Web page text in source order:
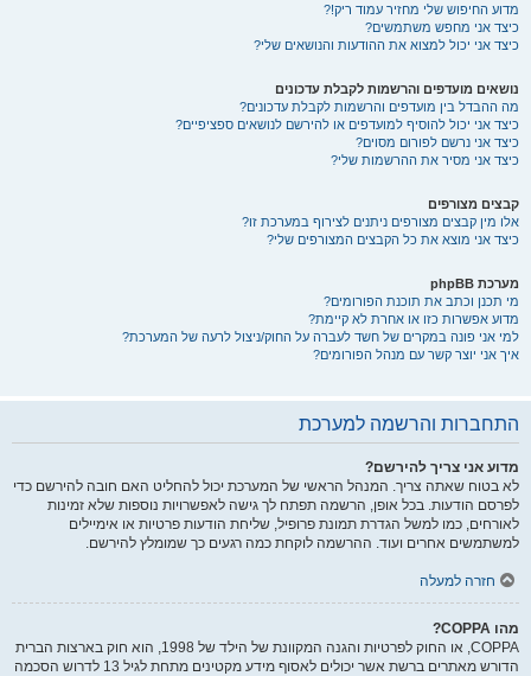
מדוע החיפוש שלי מחזיר עמוד ריק!?
כיצד אני מחפש משתמשים?
כיצד אני יכול למצוא את ההודעות והנושאים שלי?
נושאים מועדפים והרשמות לקבלת עדכונים
מה ההבדל בין מועדפים והרשמות לקבלת עדכונים?
כיצד אני יכול להוסיף למועדפים או להירשם לנושאים ספציפיים?
כיצד אני נרשם לפורום מסוים?
כיצד אני מסיר את ההרשמות שלי?
קבצים מצורפים
אלו מין קבצים מצורפים ניתנים לצירוף במערכת זו?
כיצד אני מוצא את כל הקבצים המצורפים שלי?
מערכת phpBB
מי תכנן וכתב את תוכנת הפורומים?
מדוע אפשרות כזו או אחרת לא קיימת?
למי אני פונה במקרים של חשד לעברה על החוק/ניצול לרעה של המערכת?
איך אני יוצר קשר עם מנהל הפורומים?
התחברות והרשמה למערכת
מדוע אני צריך להירשם?
לא בטוח שאתה צריך. המנהל הראשי של המערכת יכול להחליט האם חובה להירשם כדי
לפרסם הודעות. בכל אופן, הרשמה תפתח לך גישה לאפשרויות נוספות שלא זמינות
לאורחים, כמו למשל הגדרת תמונת פרופיל, שליחת הודעות פרטיות או אימיילים
למשתמשים אחרים ועוד. ההרשמה לוקחת כמה רגעים כך שמומלץ להירשם.
חזרה למעלה
מהו COPPA?
COPPA, או החוק לפרטיות והגנה המקוונת של הילד של 1998, הוא חוק בארצות הברית
הדורש מאתרים ברשת אשר יכולים לאסוף מידע מקטינים מתחת לגיל 13 לדרוש הסכמה